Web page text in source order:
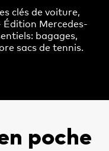
clés de voiture,
Édition Mercedes-
bagages,
sacs de tennis.
poche